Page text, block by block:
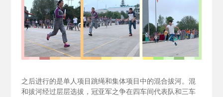
之后进行的是单人项目跳绳和集体项目中的混合拔河。混
和拔河经过层层选拔，冠亚军之争在四车间代表队和三车